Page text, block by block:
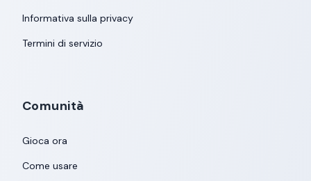
Informativa sulla privacy
Termini di servizio
Comunità
Gioca ora
Come usare